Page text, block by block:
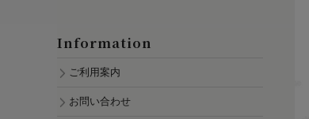
Information
ご利用案内
お問い合わせ